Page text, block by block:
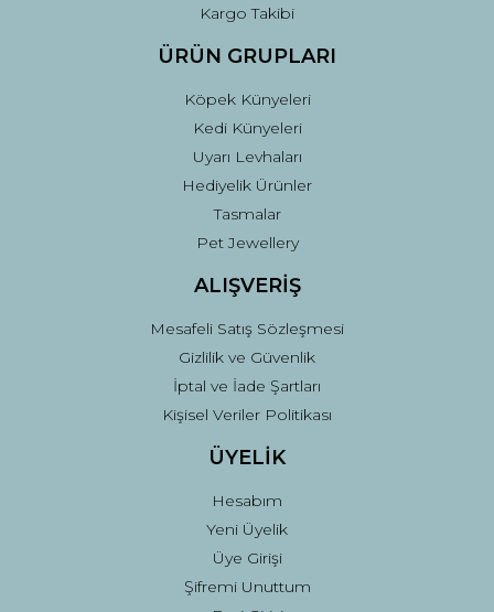
Kargo Takibi
ÜRÜN GRUPLARI
Köpek Künyeleri
Kedi Künyeleri
Uyarı Levhaları
Hediyelik Ürünler
Tasmalar
Pet Jewellery
ALIŞVERİŞ
Mesafeli Satış Sözleşmesi
Gizlilik ve Güvenlik
İptal ve İade Şartları
Kişisel Veriler Politikası
ÜYELİK
Hesabım
Yeni Üyelik
Üye Girişi
Şifremi Unuttum